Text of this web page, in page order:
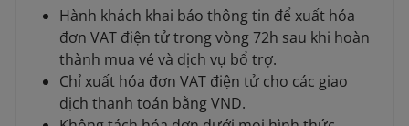
Hành khách khai báo thông tin để xuất hóa
đơn VAT điện tử trong vòng 72h sau khi hoàn
thành mua vé và dịch vụ bổ trợ.
Chỉ xuất hóa đơn VAT điện tử cho các giao
dịch thanh toán bằng VND.